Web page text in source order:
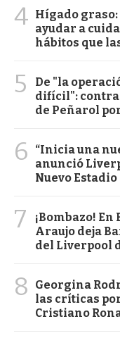
4 Hígado graso:
ayudar a
hábitos que
5
De "la
difícil":
de Peñarol
6
“Inicia una
anunció
Nuevo
7
¡Bombazo!
Araujo deja
del Liverpool
8
Georgina
las críticas
Cristiano